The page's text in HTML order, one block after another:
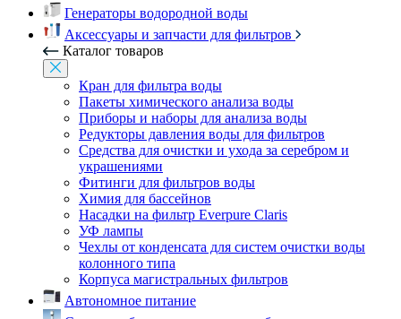
Генераторы водородной воды
Аксессуары и запчасти для фильтров
Каталог товаров
Кран для фильтра воды
Пакеты химического анализа воды
Приборы и наборы для анализа воды
Редукторы давления воды для фильтров
Средства для очистки и ухода за серебром и
украшениями
Фитинги для фильтров воды
Химия для бассейнов
Насадки на фильтр Everpure Claris
УФ лампы
Чехлы от конденсата для систем очистки воды
колонного типа
Корпуса магистральных фильтров
Автономное питание